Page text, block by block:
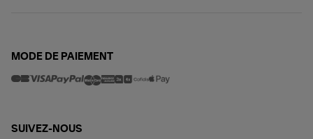
MODE DE PAIEMENT
SUIVEZ-NOUS